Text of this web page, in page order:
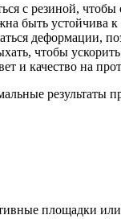
с резиной,
быть устойчива
деформации,
чтобы
и качество на
результаты
площадки